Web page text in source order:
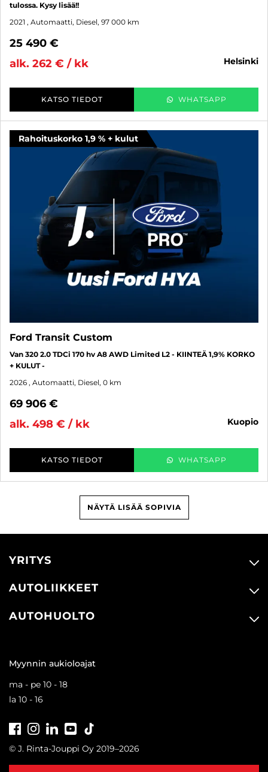
tulossa. Kysy lisää!!
2021 , Automaatti, Diesel, 97 000 km
25 490 €
alk. 262 € / kk
helsinki
KATSO TIEDOT WHATSAPP
Rahoituskorko 1,9 % + kulut
Ford Transit Custom
Van 320 2.0 TDCi 170 hv A8 AWD Limited L2 - KIINTEÄ 1,9% KORKO
+ KULUT -
2026 , Automaatti, Diesel, 0 km
69 906 €
alk. 498 € / kk
kuopio
KATSO TIEDOT WHATSAPP
NÄYTÄ LISÄÄ SOPIVIA
YRITYS
AUTOLIIKKEET
AUTOHUOLTO
Myynnin aukioloajat
ma - pe 10 - 18
la 10 - 16
FacebookInstagramLinkedInYoutube
© J. Rinta-Jouppi Oy 2019–2026